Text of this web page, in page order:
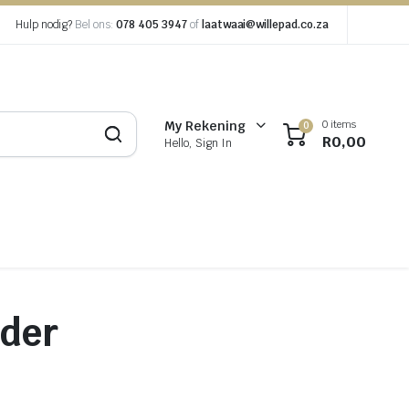
Hulp nodig? Bel ons: 078 405 3947 of laatwaai@willepad.co.za
My Rekening
Hello, Sign In
0 0 items
R0,00